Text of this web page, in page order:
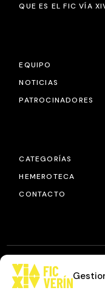
QUE ES EL FIC VÍA
EQUIPO
NOTICIAS
PATROCINADORES
CATEGORÍAS
HEMEROTECA
CONTACTO